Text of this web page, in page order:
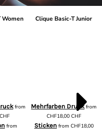
Women
from
CHF
from
Clique Basic-T Junior
Mehrfarben Druckfrom
CHF18,00 CHF
Stickenfrom CHF18,00